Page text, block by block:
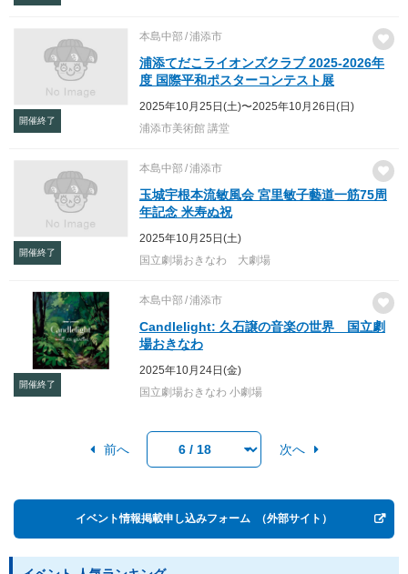
開催終了
本島中部 浦添市
浦添てだこライオンズクラブ 2025-2026年
度 国際平和ポスターコンテスト展
2025年10月25日(土)〜2025年10月26日(日)
浦添市美術館 講堂
開催終了
本島中部 浦添市
玉城宇根本流敏風会 宮里敏子藝道一筋75周
年記念 米寿ぬ祝
2025年10月25日(土)
国立劇場おきなわ 大劇場
開催終了
本島中部 浦添市
Candlelight: 久石譲の音楽の世界 国立劇
場おきなわ
2025年10月24日(金)
国立劇場おきなわ 小劇場
前へ 次へ
イベント情報掲載申し込みフォーム （外部サイト）